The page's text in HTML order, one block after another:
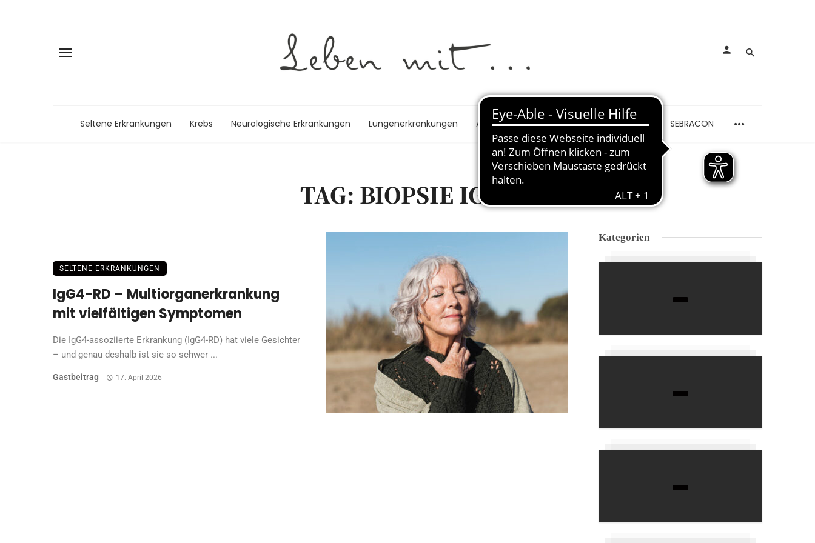
Seltene Erkrankungen Krebs Neurologische Erkrankungen Lungenerkrankungen Autoimmunerkrankungen Schmerzen SEBRACON
TAG: BIOPSIE IGG4
SELTENE ERKRANKUNGEN
IgG4-RD – Multiorganerkrankung
mit vielfältigen Symptomen
Die IgG4-assoziierte Erkrankung (IgG4-RD) hat viele Gesichter
– und genau deshalb ist sie so schwer ...
Gastbeitrag 17. April 2026
Kategorien